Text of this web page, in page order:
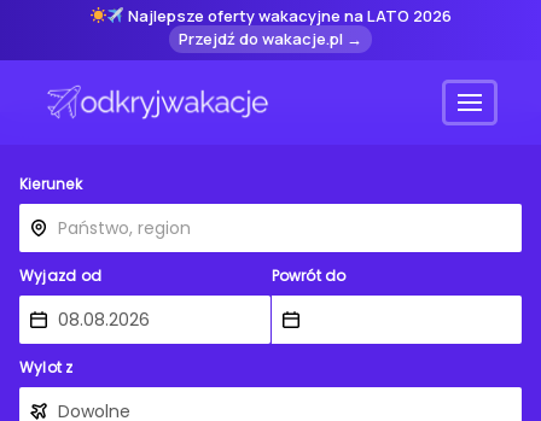
Najlepsze oferty wakacyjne na LATO 2026
Przejdź do wakacje.pl →
Menu
Kierunek
Wyjazd od Powrót do
Wylot z